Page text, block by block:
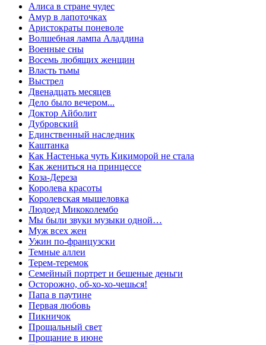
Алиса в стране чудес
Амур в лапоточках
Аристократы поневоле
Волшебная лампа Аладдина
Военные сны
Восемь любящих женщин
Власть тьмы
Выстрел
Двенадцать месяцев
Дело было вечером...
Доктор Айболит
Дубровский
Единственный наследник
Каштанка
Как Настенька чуть Кикиморой не стала
Как жениться на принцессе
Коза-Дереза
Королева красоты
Королевская мышеловка
Людоед Микоколембо
Мы были звуки музыки одной…
Муж всех жен
Ужин по-французски
Темные аллеи
Терем-теремок
Семейный портрет и бешеные деньги
Осторожно, об-хо-хо-чешься!
Папа в паутине
Первая любовь
Пикничок
Прощальный свет
Прощание в июне